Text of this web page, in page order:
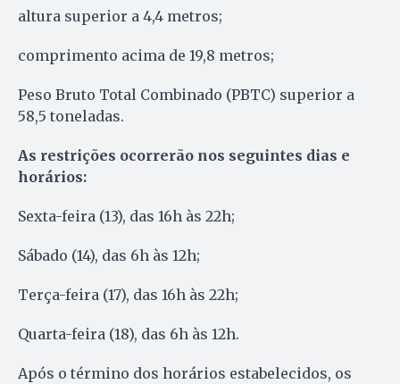
altura superior a 4,4 metros;
comprimento acima de 19,8 metros;
Peso Bruto Total Combinado (PBTC) superior a
58,5 toneladas.
As restrições ocorrerão nos seguintes dias e
horários:
Sexta-feira (13), das 16h às 22h;
Sábado (14), das 6h às 12h;
Terça-feira (17), das 16h às 22h;
Quarta-feira (18), das 6h às 12h.
Após o término dos horários estabelecidos, os